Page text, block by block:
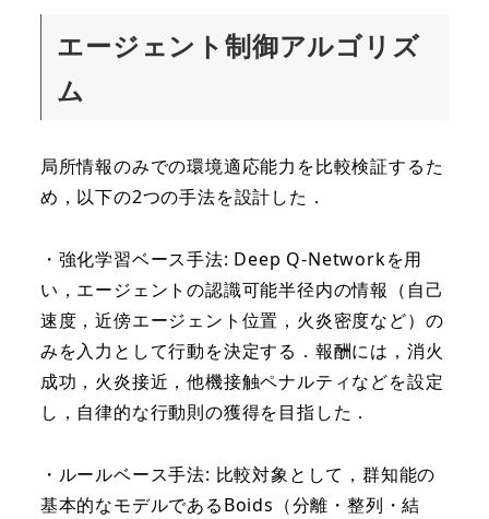
エージェント制御アルゴリズ
ム
局所情報のみでの環境適応能力を比較検証するた
め，以下の2つの手法を設計した．
・強化学習ベース手法: Deep Q-Networkを用
い，エージェントの認識可能半径内の情報（自己
速度，近傍エージェント位置，火炎密度など）の
みを入力として行動を決定する．報酬には，消火
成功，火炎接近，他機接触ペナルティなどを設定
し，自律的な行動則の獲得を目指した．
・ルールベース手法: 比較対象として，群知能の
基本的なモデルであるBoids（分離・整列・結